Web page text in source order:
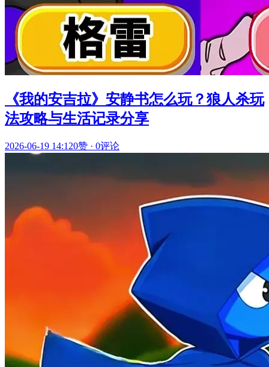
《我的安吉拉》安静书怎么玩？狼人杀玩
法攻略与生活记录分享
2026-06-19 14:120赞 · 0评论